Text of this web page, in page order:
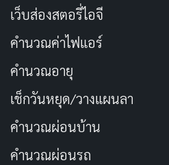
เว็บส่องสตอรี่ไอจี
คำนวณค่าไฟแอร์
คำนวณอายุ
เช็กวันหยุด/วางแผนลา
คำนวณผ่อนบ้าน
คำนวณผ่อนรถ